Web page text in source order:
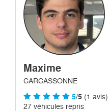
Maxime
CARCASSONNE
5/5 (1 avis)
27 véhicules repris